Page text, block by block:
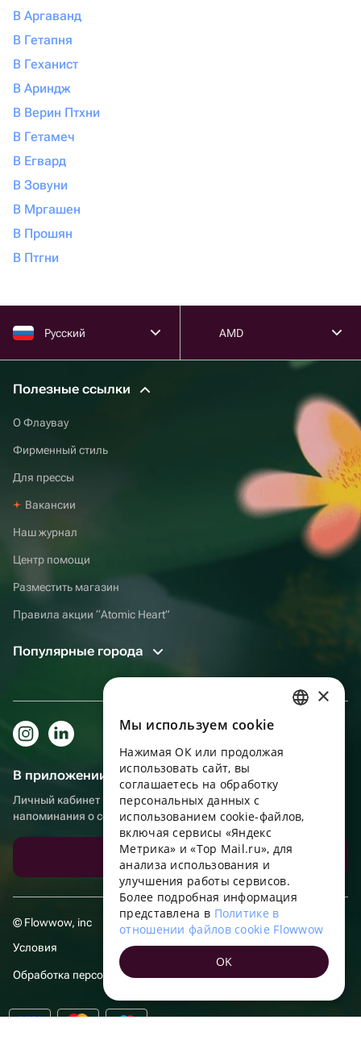
В Аргаванд
В Гетапня
В Геханист
В Ариндж
В Верин Птхни
В Гетамеч
В Егвард
В Зовуни
В Мргашен
В Прошян
В Птгни
Русский AMD
Полезные ссылки
О Флаувау
Фирменный стиль
Для прессы
Вакансии
Наш журнал
Центр помощи
Разместить магазин
Правила акции “Atomic Heart”
Популярные города
В приложении еще удобнее!
Личный кабинет получателя, больше бонусов за покупки и
напоминания о событиях
Скачать приложение
© Flowwow, inc
Условия
Обработка персональных данных
ENGLISH
UKRAINIAN
PORTUGUESE
FRENCH
TURKISH
POLISH
×
Мы используем сookie
Нажимая ОК или продолжая
использовать сайт, вы
соглашаетесь на обработку
персональных данных с
использованием cookie-файлов,
включая сервисы «Яндекс
Метрика» и «Top Mail.ru», для
анализа использования и
улучшения работы сервисов.
Более подробная информация
представлена в Политике в
отношении файлов cookie Flowwow
OK